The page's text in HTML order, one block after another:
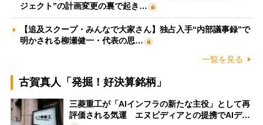
ジェクト”の計画変更の裏で起き…
【追及スクープ・みんなで大家さん】独占入手“内部議事録”で
明かされる柳瀬健一・代表の思…
一覧を見る
古賀真人「発掘！好決算銘柄」
三菱重工が「AIインフラの新たな主役」として再
評価される気運 エヌビディアとの提携でAIデ…